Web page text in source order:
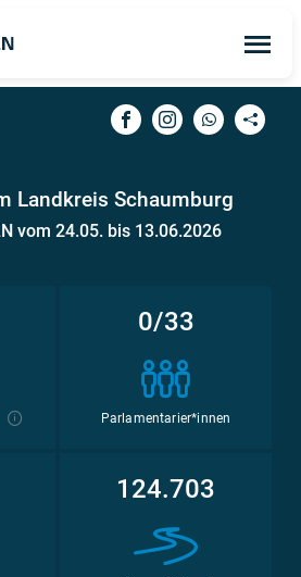
Landkreis Schaumburg
vom 24.05. bis 13.06.2026
0/33
Parlamentarier*innen
124.703